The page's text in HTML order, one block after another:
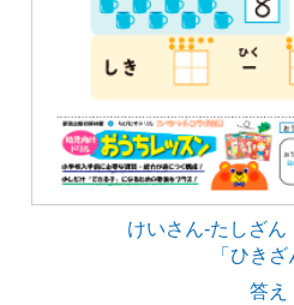
けいさん-たしざん
「ひきざ
答え